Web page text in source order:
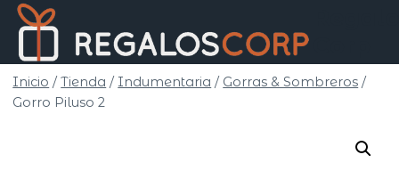
Saltar
contenido
Inicio / Tienda / Indumentaria / Gorras & Sombreros /
Gorro Piluso 2